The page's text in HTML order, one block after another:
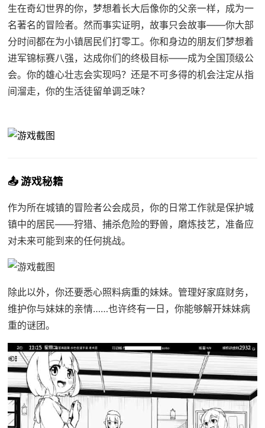
生在奇幻世界的你，梦想着长大后像你的父亲一样，成为一
名著名的冒险者。然而事实证明，故事只会故事——你大部
分时间都在为小镇居民们打零工。你和身边的朋友们梦想着
进军锦标赛八强，达成你们的终极目标——成为全国顶级公
会。你的雄心壮志会实现吗？还是不可多得的机会注定从指
间溜走，你的生活徒留单调乏味？
📤 游戏秘籍
作为所在城镇的冒险者公会成员，你的日常工作就是保护城
镇中的居民——狩猎、捕杀危险的野兽，磨炼技艺，准备应
对未来可能到来的任何挑战。
除此以外，你还要悉心照料病重的妹妹。管理好家庭财务，
维护你与妹妹的亲情……也许终有一日，你能够解开妹妹病
重的谜团。